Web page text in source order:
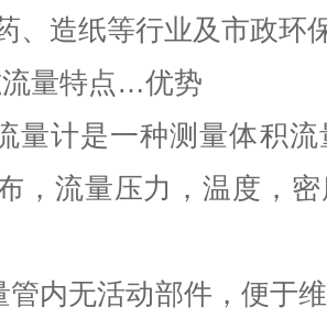
、造纸等行业及市政环
量特点…优势
量计是一种测量体积
，流量压力，温度，
管内无活动部件，便于